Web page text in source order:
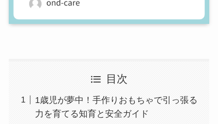
目次
1歳児が夢中！手作りおもちゃで引っ張る
力を育てる知育と安全ガイド